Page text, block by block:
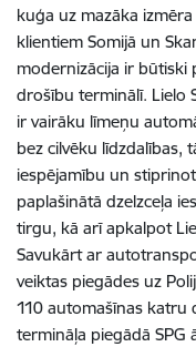
kuģa uz mazāka
klientiem Somijā un
modernizācija ir būtiski
drošību terminālī. Lielo
ir vairāku līmeņu
bez cilvēku līdzdalības,
iespējamību un
paplašinātā dzelzceļa
tirgu, kā arī apkalpot
Savukārt ar
veiktas piegādes uz
110 automašīnas katru
termināļa piegādā SPG